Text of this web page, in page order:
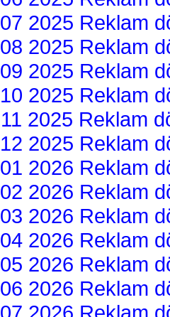
07 2025 Reklam
08 2025 Reklam
09 2025 Reklam
10 2025 Reklam
11 2025 Reklam
12 2025 Reklam
01 2026 Reklam
02 2026 Reklam
03 2026 Reklam
04 2026 Reklam
05 2026 Reklam
06 2026 Reklam